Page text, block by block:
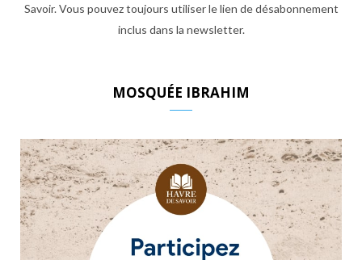
Savoir. Vous pouvez toujours utiliser le lien de désabonnement
inclus dans la newsletter.
MOSQUÉE IBRAHIM